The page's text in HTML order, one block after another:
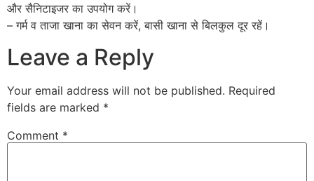
और सैनिटाइजर का उपयोग करें।
– गर्म व ताजा खाना का सेवन करें, बासी खाना से बिलकुल दूर रहें।
Leave a Reply
Your email address will not be published. Required
fields are marked *
Comment *